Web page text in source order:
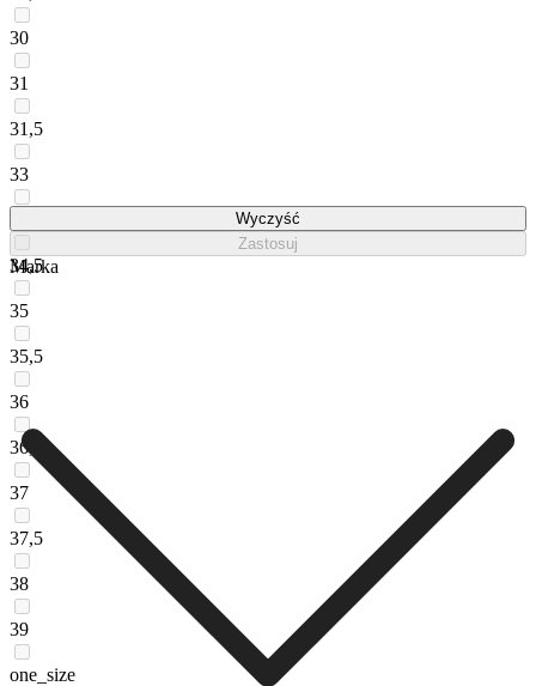
30
31
31,5
33
34,5
35
35,5
36
36,5
37
37,5
38
39
one_size
Wyczyść
Zastosuj
Marka